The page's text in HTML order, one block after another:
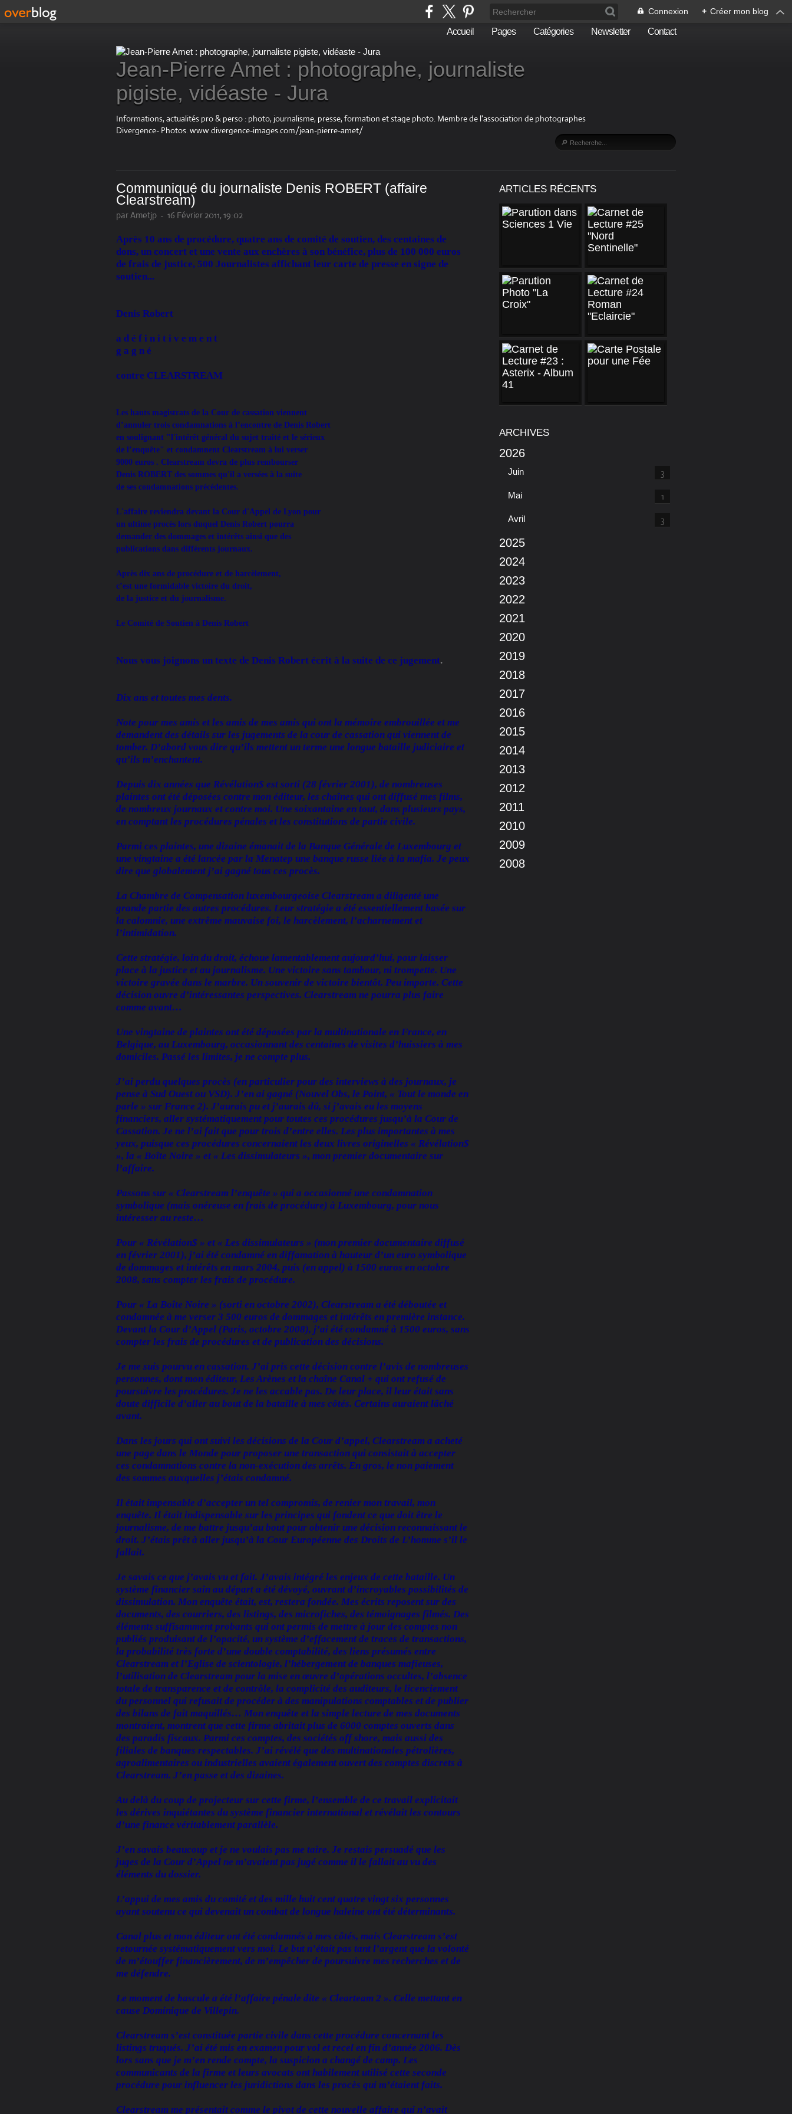
Connexion + Créer mon blog
Accueil Pages Catégories Newsletter Contact
Jean-Pierre Amet : photographe, journaliste
pigiste, vidéaste - Jura
Informations, actualités pro & perso : photo, journalisme, presse, formation et stage photo. Membre de l'association de photographes
Divergence- Photos. www.divergence-images.com/jean-pierre-amet/
Communiqué du journaliste Denis ROBERT (affaire
Clearstream)
par Ametjp - 16 Février 2011, 19:02
Après 10 ans de procédure, quatre ans de comité de soutien, des centaines de
dons, un concert et une vente aux enchères à son bénéfice, plus de 100 000 euros
de frais de justice, 500 Journalistes affichant leur carte de presse en signe de
soutien...
Denis Robert
a d é f i n i t i v e m e n t
g a g n é
contre CLEARSTREAM
Les hauts magistrats de la Cour de cassation viennent
d’annuler trois condamnations à l’encontre de Denis Robert
en soulignant "l'intérêt général du sujet traité et le sérieux
de l’enquête" et condamnent Clearstream à lui verser
9000 euros . Clearstream devra de plus rembourser
Denis ROBERT des sommes qu'il a versées à la suite
de ses condamnations précédentes.
L'affaire reviendra devant la Cour d'Appel de Lyon pour
un ultime procès lors duquel Denis Robert pourra
demander des dommages et intérêts ainsi que des
publications dans différents journaux.
Après dix ans de procédure et de harcèlement,
c’est une formidable victoire du droit,
de la justice et du journalisme.
Le Comité de Soutien à Denis Robert
Nous vous joignons un texte de Denis Robert écrit à la suite de ce jugement.
Dix ans et toutes mes dents.
Note pour mes amis et les amis de mes amis qui ont la mémoire embrouillée et me
demandent des détails sur les jugements de la cour de cassation qui viennent de
tomber. D’abord vous dire qu’ils mettent un terme une longue bataille judiciaire et
qu’ils m’enchantent.
Depuis dix années que Révélation$ est sorti (28 février 2001), de nombreuses
plaintes ont été déposées contre mon éditeur, les chaînes qui ont diffusé mes films,
de nombreux journaux et contre moi. Une soixantaine en tout, dans plusieurs pays,
en comptant les procédures pénales et les constitutions de partie civile.
Parmi ces plaintes, une dizaine émanait de la Banque Générale de Luxembourg et
une vingtaine a été lancée par la Menatep une banque russe liée à la mafia. Je peux
dire que globalement j’ai gagné tous ces procès.
La Chambre de Compensation luxembourgeoise Clearstream a diligenté une
grande partie des autres procédures. Leur stratégie a été essentiellement basée sur
la calomnie, une extrême mauvaise foi, le harcèlement, l’acharnement et
l’intimidation.
Cette stratégie, loin du droit, échoue lamentablement aujourd’hui, pour laisser
place à la justice et au journalisme. Une victoire sans tambour, ni trompette. Une
victoire gravée dans le marbre. Un souvenir de victoire bientôt. Peu importe. Cette
décision ouvre d’intéressantes perspectives. Clearstream ne pourra plus faire
comme avant…
Une vingtaine de plaintes ont été déposées par la multinationale en France, en
Belgique, au Luxembourg, occasionnant des centaines de visites d’huissiers à mes
domiciles. Passé les limites, je ne compte plus.
J’ai perdu quelques procès (en particulier pour des interviews à des journaux, je
pense à Sud Ouest ou VSD). J’en ai gagné (Nouvel Obs, le Point, « Tout le monde en
parle » sur France 2). J’aurais pu et j’aurais dû, si j’avais eu les moyens
financiers, aller systématiquement pour toutes ces procédures jusqu’à la Cour de
Cassation. Je ne l’ai fait que pour trois d’entre elles. Les plus importantes à mes
yeux, puisque ces procédures concernaient les deux livres originelles « Révélation$
», la « Boîte Noire » et « Les dissimulateurs », mon premier documentaire sur
l’affaire.
Passons sur « Clearstream l’enquête » qui a occasionné une condamnation
symbolique (mais onéreuse en frais de procédure) à Luxembourg, pour nous
intéresser au reste…
Pour « Révélation$ » et « Les dissimulateurs » (mon premier documentaire diffusé
en février 2001), j’ai été condamné en diffamation à hauteur d’un euro symbolique
de dommages et intérêts en mars 2004, puis (en appel) à 1500 euros en octobre
2008, sans compter les frais de procédure.
Pour « La Boîte Noire » (sorti en octobre 2002), Clearstream a été déboutée et
condamnée à me verser 3 500 euros de dommages et intérêts en première instance.
Devant la Cour d’Appel (Paris, octobre 2008), j’ai été condamné à 1500 euros, sans
compter les frais de procédures et de publication des décisions.
Je me suis pourvu en cassation. J’ai pris cette décision contre l’avis de nombreuses
personnes, dont mon éditeur, Les Arènes et la chaîne Canal + qui ont refusé de
poursuivre les procédures. Je ne les accable pas. De leur place, il leur était sans
doute difficile d’aller au bout de la bataille à mes côtés. Certains auraient lâché
avant.
Dans les jours qui ont suivi les décisions de la Cour d’appel, Clearstream a acheté
une page dans le Monde pour proposer une transaction qui consistait à accepter
ces condamnations contre la non-exécution des arrêts. En gros, le non paiement
des sommes auxquelles j’étais condamné.
Il était impensable d’accepter un tel compromis, de renier mon travail, mon
enquête. Il était indispensable sur les principes qui fondent ce que doit être le
journalisme, de me battre jusqu’au bout pour obtenir une décision reconnaissant le
droit. J’étais prêt à aller jusqu’à la Cour Européenne des Droits de L’homme s’il le
fallait.
Je savais ce que j’avais vu et fait. J’avais intégré les enjeux de cette bataille. Un
système financier sain au départ a été dévoyé, ouvrant d’incroyables possibilités de
dissimulation. Mon enquête était, est, restera fondée. Mes écrits reposent sur des
documents, des courriers, des listings, des microfiches, des témoignages filmés. Des
éléments suffisamment probants qui ont permis de mettre à jour des comptes non
publiés produisant de l’opacité, un système d’effacement de traces de transactions,
la probabilité très forte d’une double comptabilité, des liens présumés entre
Clearstream et l’Eglise de scientologie, l’hébergement de banques mafieuses,
l’utilisation de Clearstream pour la mise en œuvre d’opérations occultes, l’absence
totale de transparence et de contrôle, la complicité des auditeurs, le licenciement
du personnel qui refusait de procéder à des manipulations comptables et de publier
des bilans de fait maquillés… Mon enquête et la simple lecture de mes documents
montraient, montrent que cette firme abritait plus de 6000 comptes ouverts dans
des paradis fiscaux. Parmi ces comptes, des sociétés off shore, mais aussi des
filiales de banques respectables. J’ai révélé que des multinationales pétrolières,
agroalimentaires ou industrielles avaient également ouvert des comptes discrets à
Clearstream. J’en passe et des dizaines.
Au delà du coup de projecteur sur cette firme, l’ensemble de ce travail explicitait
les dérives inquiétantes du système financier international et révélait les contours
d’une finance véritablement parallèle.
J’en savais beaucoup et je ne voulais pas me taire. Je restais persuadé que les
juges de la Cour d’Appel ne m’avaient pas jugé comme il le fallait au vu des
éléments du dossier.
L’appui de mes amis du comité et des mille huit cent quatre vingt six personnes
ayant soutenu ce qui devenait un combat de longue haleine ont été déterminants.
Canal plus et mon éditeur ont été condamnés à mes côtés, mais Clearstream s’est
retournée systématiquement vers moi. Le but n’était pas tant l’argent que la volonté
de m’étouffer financièrement, de m’empêcher de poursuivre mes recherches et de
me défendre.
Le moment de bascule a été l’affaire pénale dite « Clearteam 2 ». Celle mettant en
cause Dominique de Villepin.
Clearstream s’est constituée partie civile dans cette procédure concernant les
listings truqués. J’ai été mis en examen pour vol et recel en fin d’année 2006. Dès
lors sans que je m’en rende compte, la suspicion a changé de camp. Les
communicants de la firme et leurs avocats ont habilement utilisé cette seconde
procédure pour influencer les juridictions dans les procès qui m’étaient faits.
Clearstream me présentait comme le pivot de cette nouvelle affaire qui n’avait
ARTICLES RÉCENTS
ARCHIVES
2026
Juin 3
Mai 1
Avril 3
2025
2024
2023
2022
2021
2020
2019
2018
2017
2016
2015
2014
2013
2012
2011
2010
2009
2008